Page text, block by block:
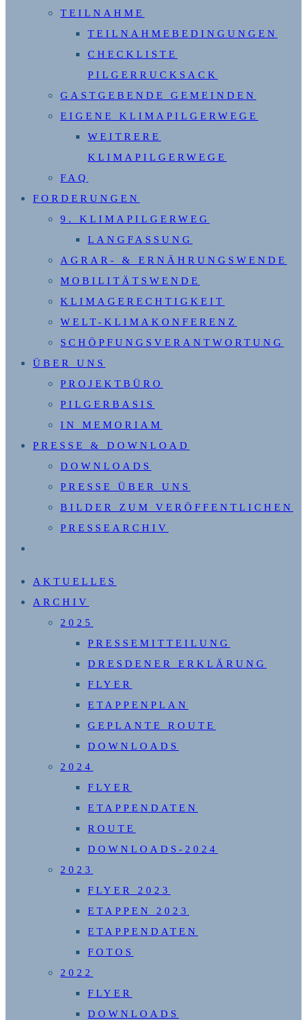
TEILNAHME
TEILNAHMEBEDINGUNGEN
CHECKLISTE
PILGERRUCKSACK
GASTGEBENDE GEMEINDEN
EIGENE KLIMAPILGERWEGE
WEITRERE
KLIMAPILGERWEGE
FAQ
FORDERUNGEN
9. KLIMAPILGERWEG
LANGFASSUNG
AGRAR- & ERNÄHRUNGSWENDE
MOBILITÄTSWENDE
KLIMAGERECHTIGKEIT
WELT-KLIMAKONFERENZ
SCHÖPFUNGSVERANTWORTUNG
ÜBER UNS
PROJEKTBÜRO
PILGERBASIS
IN MEMORIAM
PRESSE & DOWNLOAD
DOWNLOADS
PRESSE ÜBER UNS
BILDER ZUM VERÖFFENTLICHEN
PRESSEARCHIV
UMSCHALTEN
AKTUELLES
ARCHIV
2025
PRESSEMITTEILUNG
DRESDENER ERKLÄRUNG
FLYER
ETAPPENPLAN
GEPLANTE ROUTE
DOWNLOADS
2024
FLYER
ETAPPENDATEN
ROUTE
DOWNLOADS-2024
2023
FLYER 2023
ETAPPEN 2023
ETAPPENDATEN
FOTOS
2022
FLYER
DOWNLOADS